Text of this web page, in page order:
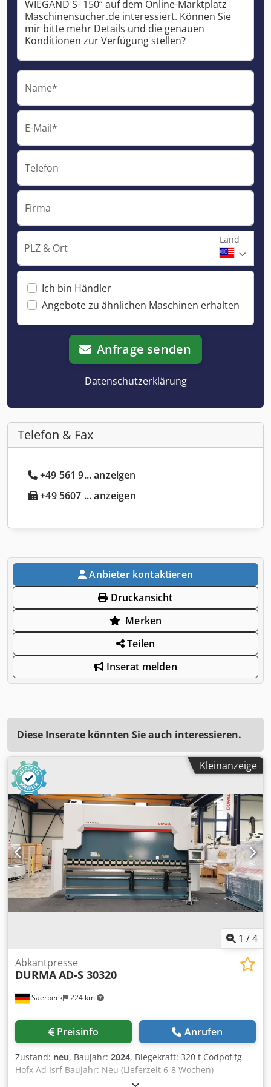
Name*
E-Mail*
Telefon
Firma
PLZ & Ort
Land
Ich bin Händler
Angebote zu ähnlichen Maschinen erhalten
Anfrage senden
Datenschutzerklärung
Telefon & Fax
+49 561 9... anzeigen
+49 5607 ... anzeigen
Anbieter kontaktieren
Druckansicht
Merken
Teilen
Inserat melden
Diese Inserate könnten Sie auch interessieren.
Kleinanzeige
1 /4
Saerbeck 224 km
Abkantpresse
DURMAAD-S 30320
Preisinfo Anrufen
Zustand: neu, Baujahr: 2024, Biegekraft: 320 t Codpofifg
Hofx Ad Isrf Baujahr: Neu (Lieferzeit 6-8 Wochen)
Steuerung: DT 15 Biegelänge: 3050 mm Abstand zwischen